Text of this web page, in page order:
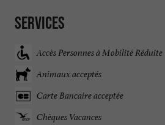
Services
Accès Personnes à Mobilité Réduite
Animaux acceptés
Carte Bancaire acceptée
Chèques Vacances